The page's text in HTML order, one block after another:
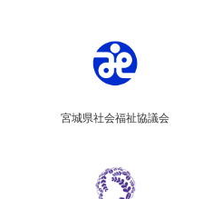
宮城県社会福祉協議会